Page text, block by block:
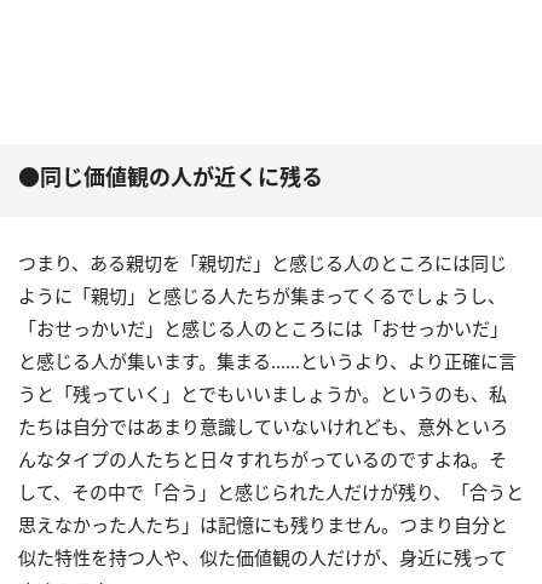
●同じ価値観の人が近くに残る
つまり、ある親切を「親切だ」と感じる人のところには同じ
ように「親切」と感じる人たちが集まってくるでしょうし、
「おせっかいだ」と感じる人のところには「おせっかいだ」
と感じる人が集います。集まる……というより、より正確に言
うと「残っていく」とでもいいましょうか。というのも、私
たちは自分ではあまり意識していないけれども、意外といろ
んなタイプの人たちと日々すれちがっているのですよね。そ
して、その中で「合う」と感じられた人だけが残り、「合うと
思えなかった人たち」は記憶にも残りません。つまり自分と
似た特性を持つ人や、似た価値観の人だけが、身近に残って